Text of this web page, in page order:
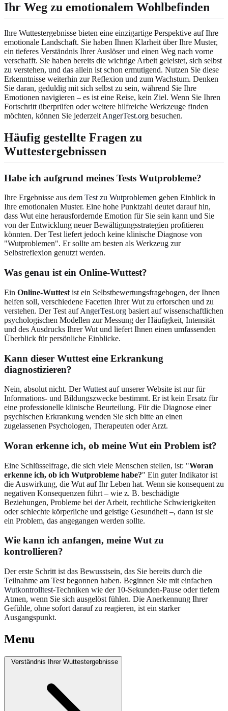
Ihr Weg zu emotionalem Wohlbefinden
Ihre Wuttestergebnisse bieten eine einzigartige Perspektive auf Ihre
emotionale Landschaft. Sie haben Ihnen Klarheit über Ihre Muster,
ein tieferes Verständnis Ihrer Auslöser und einen Weg nach vorne
verschafft. Sie haben bereits die wichtige Arbeit geleistet, sich selbst
zu verstehen, und das allein ist schon ermutigend. Nutzen Sie diese
Erkenntnisse weiterhin zur Reflexion und zum Wachstum. Denken
Sie daran, geduldig mit sich selbst zu sein, während Sie Ihre
Emotionen navigieren – es ist eine Reise, kein Ziel. Wenn Sie Ihren
Fortschritt überprüfen oder weitere hilfreiche Werkzeuge finden
möchten, können Sie jederzeit AngerTest.org besuchen.
Häufig gestellte Fragen zu
Wuttestergebnissen
Habe ich aufgrund meines Tests Wutprobleme?
Ihre Ergebnisse aus dem Test zu Wutproblemen geben Einblick in
Ihre emotionalen Muster. Eine hohe Punktzahl deutet darauf hin,
dass Wut eine herausfordernde Emotion für Sie sein kann und Sie
von der Entwicklung neuer Bewältigungsstrategien profitieren
könnten. Der Test liefert jedoch keine klinische Diagnose von
"Wutproblemen". Er sollte am besten als Werkzeug zur
Selbstreflexion genutzt werden.
Was genau ist ein Online-Wuttest?
Ein Online-Wuttest ist ein Selbstbewertungsfragebogen, der Ihnen
helfen soll, verschiedene Facetten Ihrer Wut zu erforschen und zu
verstehen. Der Test aufAngerTest.org basiert auf wissenschaftlichen
psychologischen Modellen zur Messung der Häufigkeit, Intensität
und des Ausdrucks Ihrer Wut und liefert Ihnen einen umfassenden
Überblick für persönliche Einblicke.
Kann dieser Wuttest eine Erkrankung
diagnostizieren?
Nein, absolut nicht. DerWuttest auf unserer Website ist nur für
Informations- und Bildungszwecke bestimmt. Er ist kein Ersatz für
eine professionelle klinische Beurteilung. Für die Diagnose einer
psychischen Erkrankung wenden Sie sich bitte an einen
zugelassenen Psychologen, Therapeuten oder Arzt.
Woran erkenne ich, ob meine Wut ein Problem ist?
Eine Schlüsselfrage, die sich viele Menschen stellen, ist: "Woran
erkenne ich, ob ich Wutprobleme habe?" Ein guter Indikator ist
die Auswirkung, die Wut auf Ihr Leben hat. Wenn sie konsequent zu
negativen Konsequenzen führt – wie z. B. beschädigte
Beziehungen, Probleme bei der Arbeit, rechtliche Schwierigkeiten
oder schlechte körperliche und geistige Gesundheit –, dann ist sie
ein Problem, das angegangen werden sollte.
Wie kann ich anfangen, meine Wut zu
kontrollieren?
Der erste Schritt ist das Bewusstsein, das Sie bereits durch die
Teilnahme am Test begonnen haben. Beginnen Sie mit einfachen
Wutkontrolltest-Techniken wie der 10-Sekunden-Pause oder tiefem
Atmen, wenn Sie sich ausgelöst fühlen. Die Anerkennung Ihrer
Gefühle, ohne sofort darauf zu reagieren, ist ein starker
Ausgangspunkt.
Menu
Verständnis Ihrer Wuttestergebnisse